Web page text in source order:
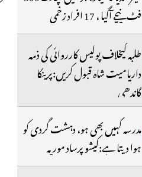
فٹ نیچے آگیا ، 17 افراد زخمی
طلبہ کیخلاف پولیس کارروائی کی ذمہ
داریامیت شاہ قبول کریں:پرینکا
گاندھی
مدرسہ کہیں بھی ہو، دہشت گردی کو
ہوا دیتا ہے:کیشو پرساد موریہ